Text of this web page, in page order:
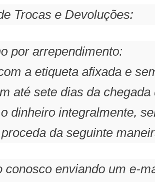
Trocas e Devoluções:
por arrependimento:
a etiqueta afixada e
até sete dias da
dinheiro integralmente,
da seguinte
conosco enviando um e-